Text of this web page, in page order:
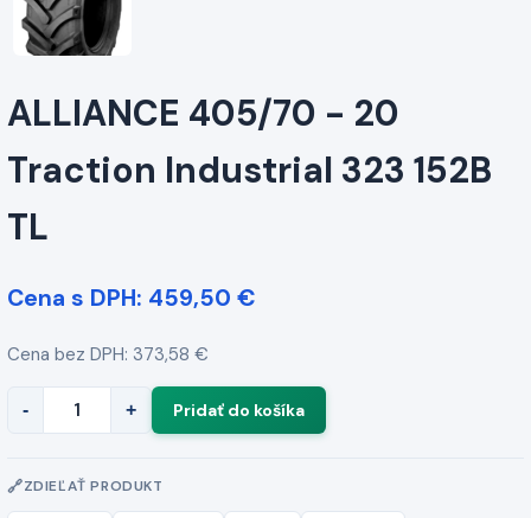
ALLIANCE 405/70 - 20
Traction Industrial 323 152B
TL
Cena s DPH: 459,50 €
Cena bez DPH: 373,58 €
- +
ZDIEĽAŤ PRODUKT